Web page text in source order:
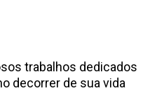
trabalhos dedicados
decorrer de sua vida